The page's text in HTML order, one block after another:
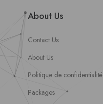
About Us
Contact Us
About Us
Politique de confidentialité
Packages